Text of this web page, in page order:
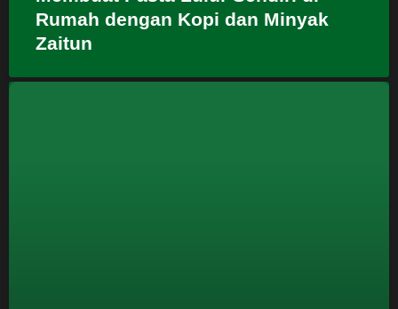
Rumah dengan Kopi dan Minyak
Zaitun